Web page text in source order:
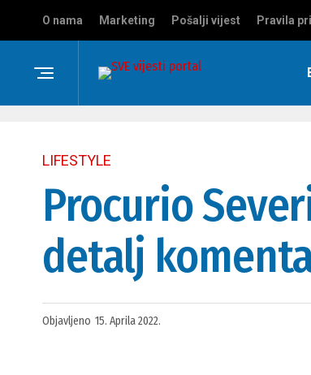
O nama Marketing Pošalji vijest Pravila
LIFESTYLE
Procurio
detalj
Objavljeno 15. Aprila 2022.